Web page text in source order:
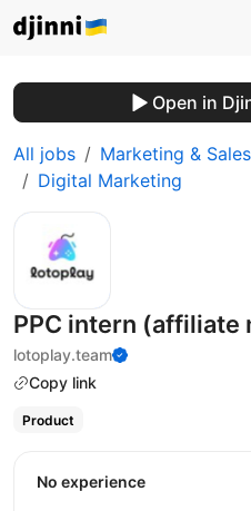
Open in
All jobs Marketing & Sales
Digital Marketing
PPC intern (affiliate
lotoplay.team
Copy link
Product
No experience